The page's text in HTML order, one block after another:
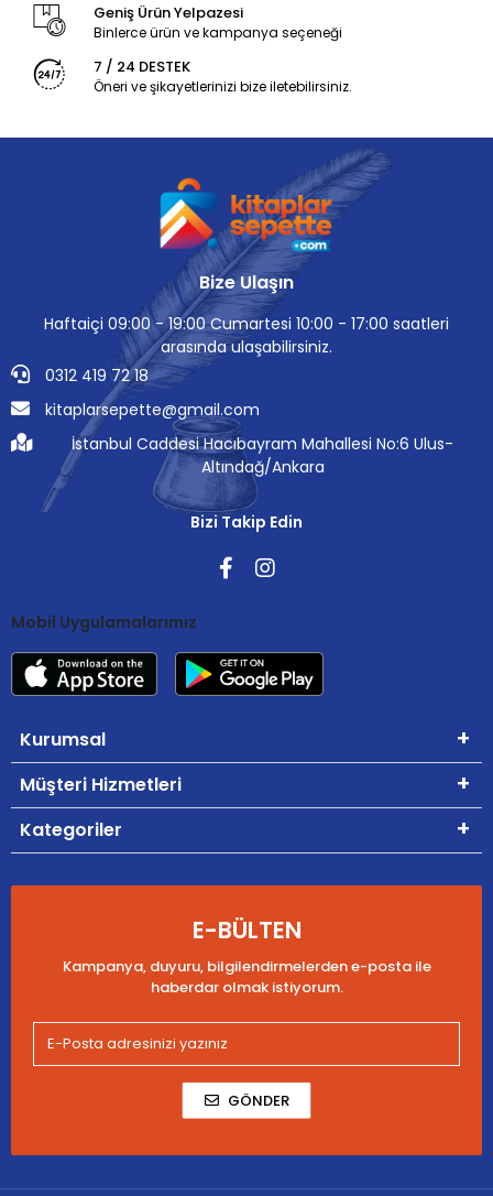
Geniş Ürün Yelpazesi
Binlerce ürün ve kampanya seçeneği
7 / 24 DESTEK
Öneri ve şikayetlerinizi bize iletebilirsiniz.
Bize Ulaşın
Haftaiçi 09:00 - 19:00 Cumartesi 10:00 - 17:00 saatleri
arasında ulaşabilirsiniz.
0312 419 72 18
kitaplarsepette@gmail.com
İstanbul Caddesi Hacıbayram Mahallesi No:6 Ulus-
Altındağ/Ankara
Bizi Takip Edin
Mobil Uygulamalarımız
Kurumsal
Müşteri Hizmetleri
Kategoriler
E-BÜLTEN
Kampanya, duyuru, bilgilendirmelerden e-posta ile
haberdar olmak istiyorum.
GÖNDER